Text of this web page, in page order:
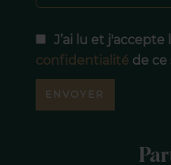
J’ai lu et j'accepte
confidentialité de ce
ENVOYER